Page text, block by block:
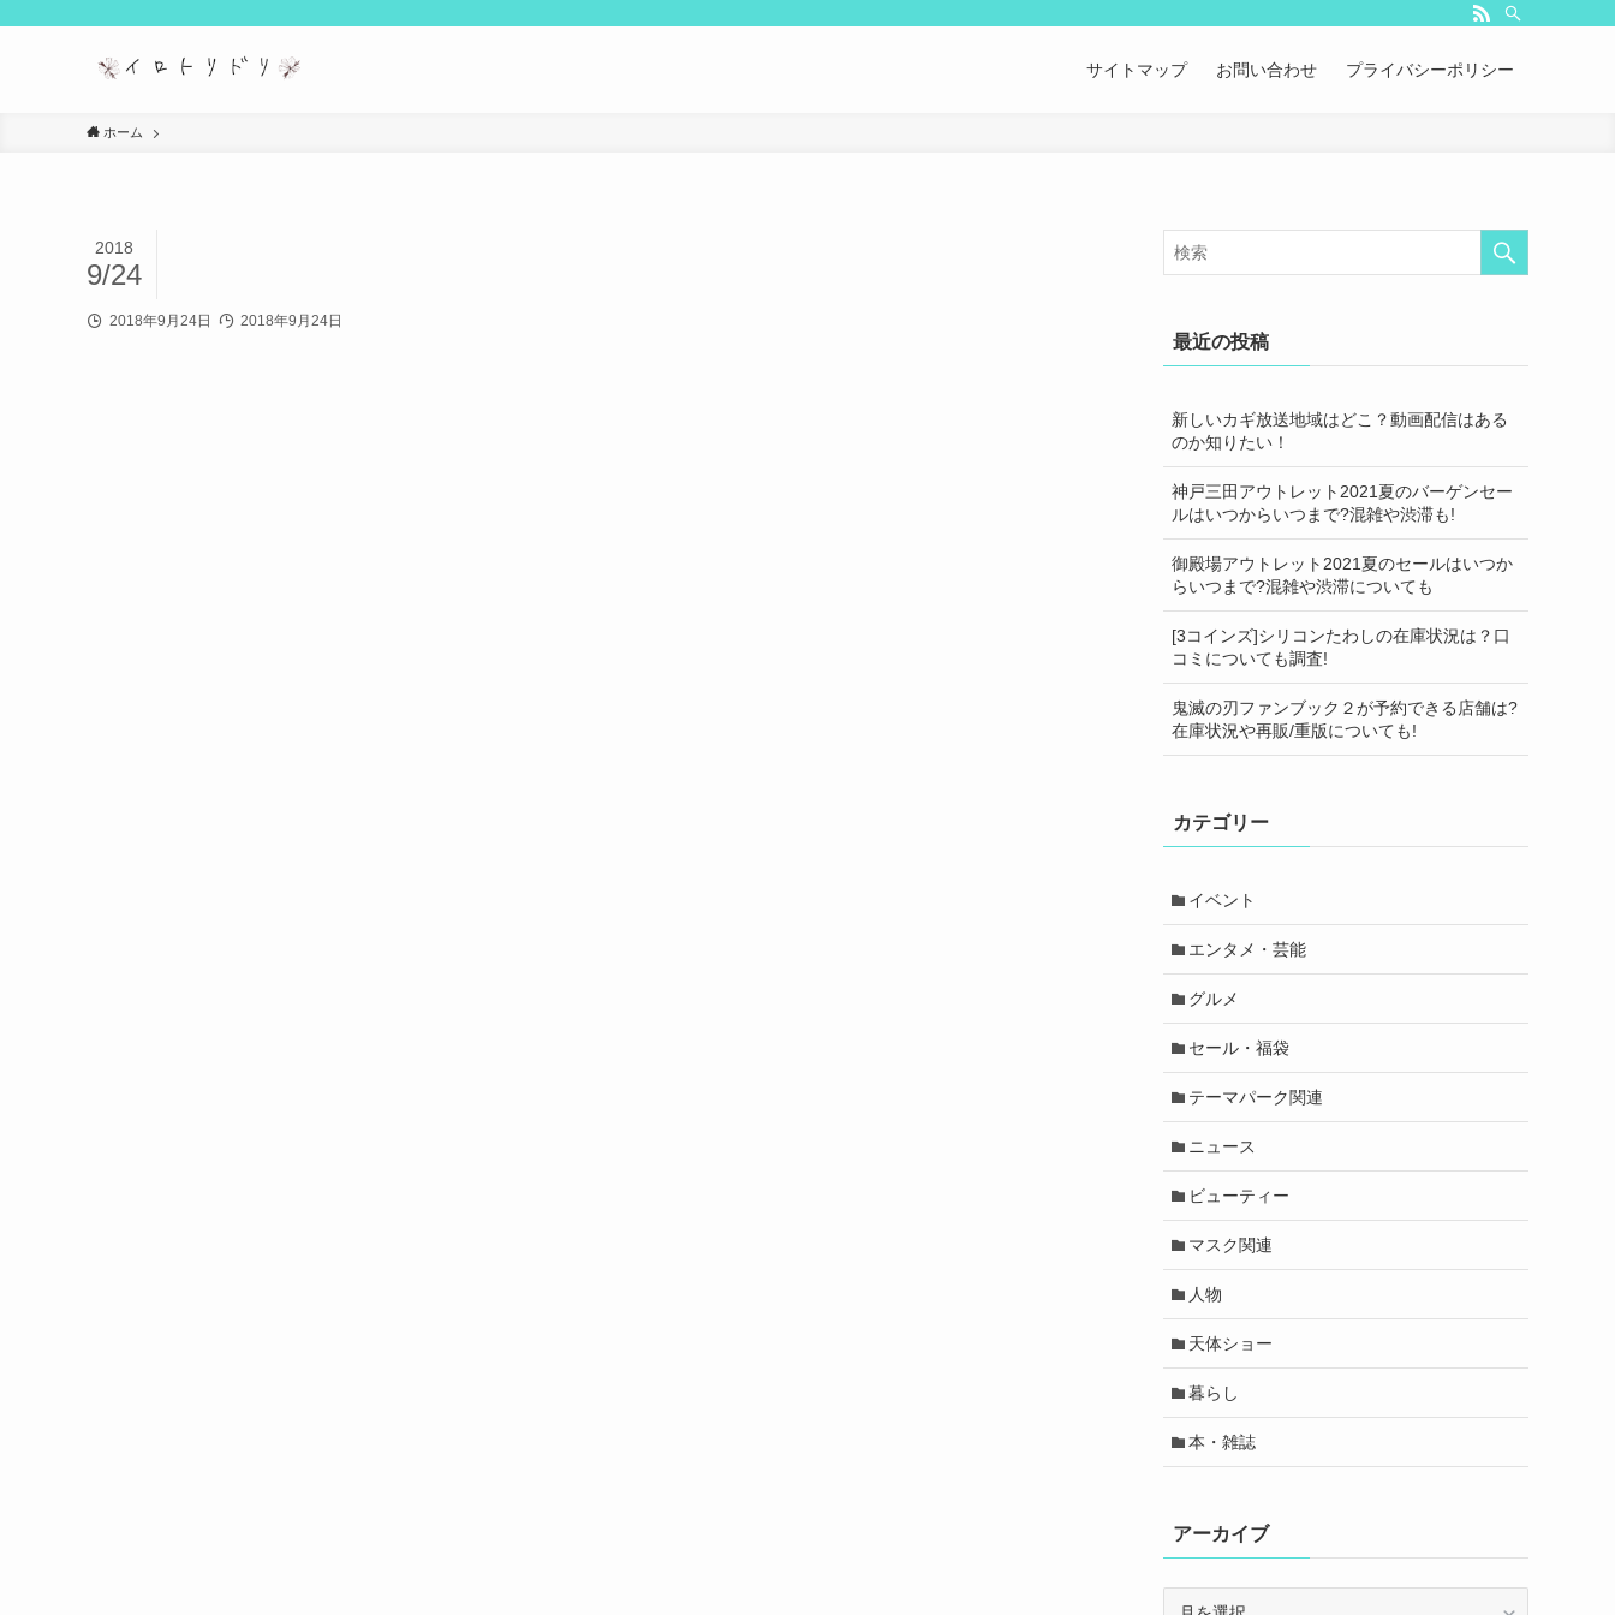
サイトマップ お問い合わせ プライバシーポリシー
ホーム
2018
9/24
2018年9月24日 2018年9月24日
最近の投稿
新しいカギ放送地域はどこ？動画配信はある
のか知りたい！
神戸三田アウトレット2021夏のバーゲンセー
ルはいつからいつまで?混雑や渋滞も!
御殿場アウトレット2021夏のセールはいつか
らいつまで?混雑や渋滞についても
[3コインズ]シリコンたわしの在庫状況は？口
コミについても調査!
鬼滅の刃ファンブック２が予約できる店舗は?
在庫状況や再販/重版についても!
カテゴリー
イベント
エンタメ・芸能
グルメ
セール・福袋
テーマパーク関連
ニュース
ビューティー
マスク関連
人物
天体ショー
暮らし
本・雑誌
アーカイブ